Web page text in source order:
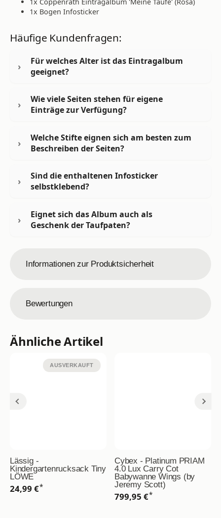
1x Bogen Infosticker
Häufige Kundenfragen:
Für welches Alter ist das Eintragalbum
geeignet?
Wie viele Seiten stehen für eigene
Einträge zur Verfügung?
Welche Stifte eignen sich am besten zum
Beschreiben der Seiten?
Sind die enthaltenen Infosticker
selbstklebend?
Eignet sich das Album auch als
Geschenk der Taufpaten?
Informationen zur Produktsicherheit
Bewertungen
Ähnliche Artikel
AUSVERKAUFT
Lässig -
Kindergartenrucksack Tiny
LÖWE
24,99 €*
Cybex - Platinum PRIAM
4.0 Lux Carry Cot
Babywanne Wings (by
Jeremy Scott)
799,95 €*